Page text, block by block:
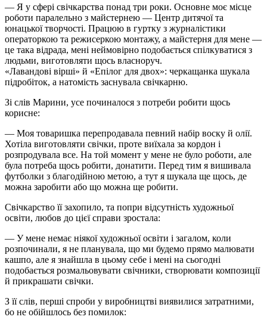
— Я у сфері свічкарства понад три роки. Основне моє місце
роботи паралельно з майстернею — Центр дитячої та
юнацької творчості. Працюю в гуртку з журналістики
операторкою та режисеркою монтажу, а майстерня для мене —
це така відрада, мені неймовірно подобається спілкуватися з
людьми, виготовляти щось власноруч.
«Лавандові вірші» й «Епілог для двох»: черкащанка шукала
підробіток, а натомість заснувала свічкарню.
Зі слів Марини, усе починалося з потреби робити щось
корисне:
— Моя товаришка перепродавала певний набір воску й олії.
Хотіла виготовляти свічки, проте виїхала за кордон і
розпродувала все. На той момент у мене не було роботи, але
була потреба щось робити, донатити. Перед тим я вишивала
футболки з благодійною метою, а тут я шукала ще щось, де
можна заробити або що можна ще робити.
Свічкарство її захопило, та попри відсутність художньої
освіти, любов до цієї справи зростала:
— У мене немає ніякої художньої освіти і загалом, коли
розпочинали, я не планувала, що ми будемо прямо малювати
кашпо, але я знайшла в цьому себе і мені на сьогодні
подобається розмальовувати свічники, створювати композиції
й прикрашати свічки.
З її слів, перші спроби у виробництві виявилися затратними,
бо не обійшлось без помилок: